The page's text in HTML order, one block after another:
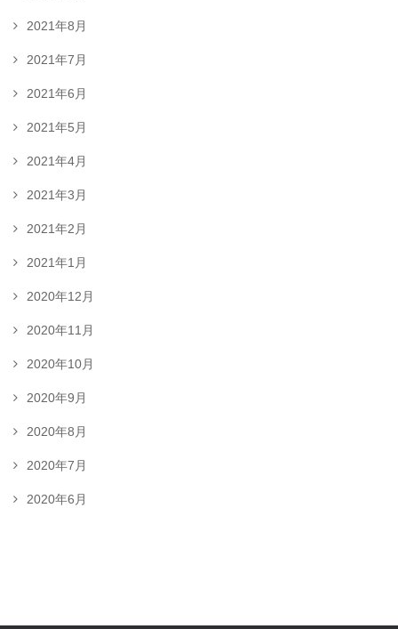
2021年8月
2021年7月
2021年6月
2021年5月
2021年4月
2021年3月
2021年2月
2021年1月
2020年12月
2020年11月
2020年10月
2020年9月
2020年8月
2020年7月
2020年6月